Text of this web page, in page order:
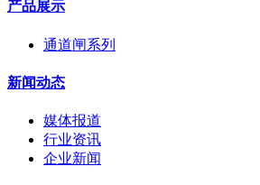
产品展示
通道闸系列
新闻动态
媒体报道
行业资讯
企业新闻